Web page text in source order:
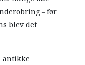
– før
blev det
antikke